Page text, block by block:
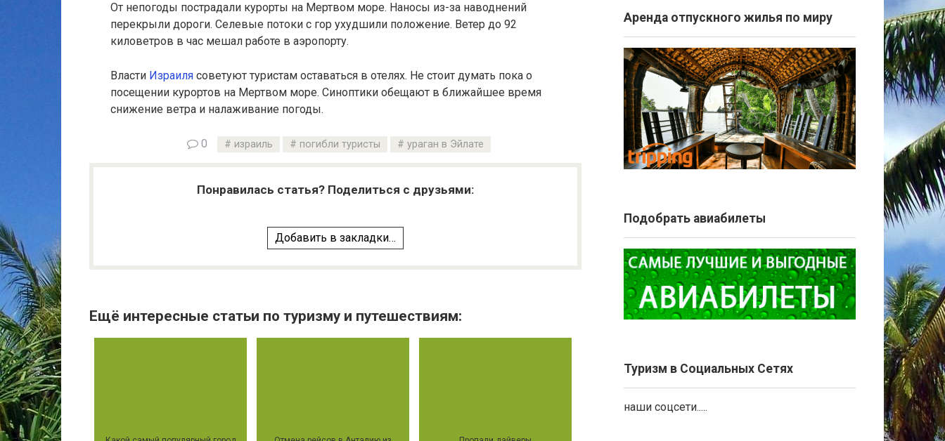
От непогоды пострадали курорты на Мертвом море. Наносы из-за наводнений
перекрыли дороги. Селевые потоки с гор ухудшили положение. Ветер до 92
киловетров в час мешал работе в аэропорту.
Власти Израиля советуют туристам оставаться в отелях. Не стоит думать пока о
посещении курортов на Мертвом море. Синоптики обещают в ближайшее время
снижение ветра и налаживание погоды.
0 израиль погибли туристы ураган в Эйлате
Понравилась статья? Поделиться с друзьями:
Добавить в закладки…
Ещё интересные статьи по туризму и путешествиям:
Аренда отпускного жилья по миру
Подобрать авиабилеты
Туризм в Социальных Сетях
наши соцсети.....